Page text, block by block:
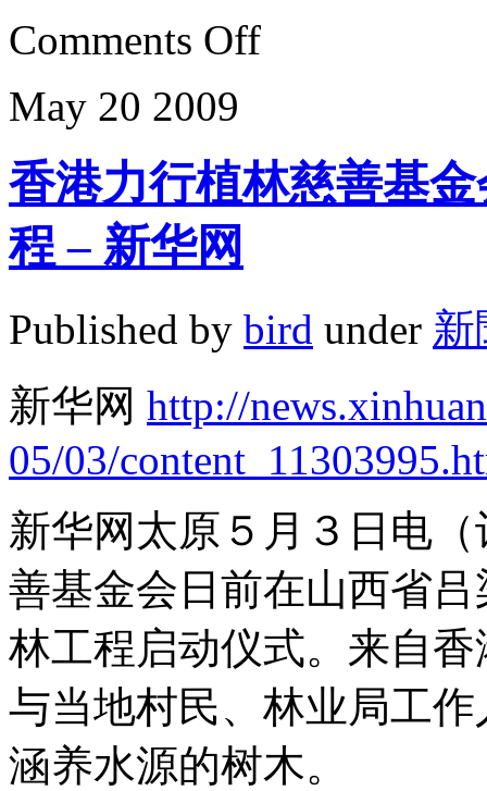
Comments Off
May 20 2009
香港力行植林慈善基
程 – 新华网
Published by bird under 新
新华网 http://
05/03/
新华网太原５月３日电
善基金会日前在山西省
林工程启动仪式。来自
与当地村民、林业局工
涵养水源的树木。